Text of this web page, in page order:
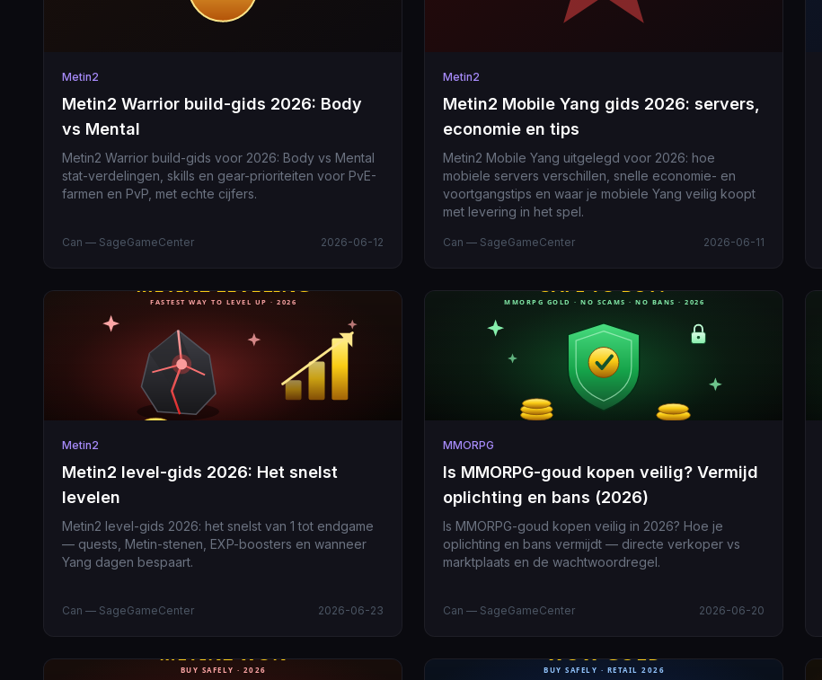
Metin2
Metin2 Warrior build-gids 2026: Body
vs Mental
Metin2 Warrior build-gids voor 2026: Body vs Mental
stat-verdelingen, skills en gear-prioriteiten voor PvE-
farmen en PvP, met echte cijfers.
Can — SageGameCenter 2026-06-12
Metin2
Metin2 Mobile Yang gids 2026: servers,
economie en tips
Metin2 Mobile Yang uitgelegd voor 2026: hoe
mobiele servers verschillen, snelle economie- en
voortgangstips en waar je mobiele Yang veilig koopt
met levering in het spel.
Can — SageGameCenter 2026-06-11
Metin2
Metin2 level-gids 2026: Het snelst
levelen
Metin2 level-gids 2026: het snelst van 1 tot endgame
— quests, Metin-stenen, EXP-boosters en wanneer
Yang dagen bespaart.
Can — SageGameCenter 2026-06-23
MMORPG
Is MMORPG-goud kopen veilig? Vermijd
oplichting en bans (2026)
Is MMORPG-goud kopen veilig in 2026? Hoe je
oplichting en bans vermijdt — directe verkoper vs
marktplaats en de wachtwoordregel.
Can — SageGameCenter 2026-06-20